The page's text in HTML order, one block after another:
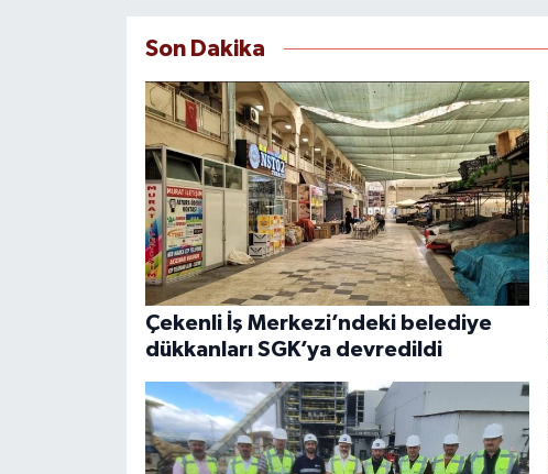
Son Dakika
Çekenli İş Merkezi’ndeki belediye
dükkanları SGK’ya devredildi